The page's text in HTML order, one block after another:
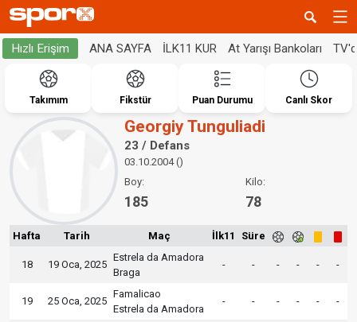
Hızlı Erişim ANA SAYFA İLK11 KUR At Yarışı Bankoları
Takımım Fikstür Puan Durumu Canlı Skor
Georgiy Tunguliadi
23 / Defans
03.10.2004 ()
Boy:
185
Kilo:
78
Hafta Tarih Maç İlk11 Süre
18 19 Oca, 2025
Estrela da Amadora
Braga
- - - - - -
19 25 Oca, 2025
Famalicao
Estrela da Amadora
- - - - - -